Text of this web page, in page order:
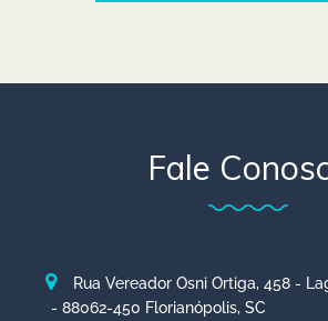
Fale
Rua Vereador Osni Ortiga, 458 -
- 88062-450 Florianópolis, SC